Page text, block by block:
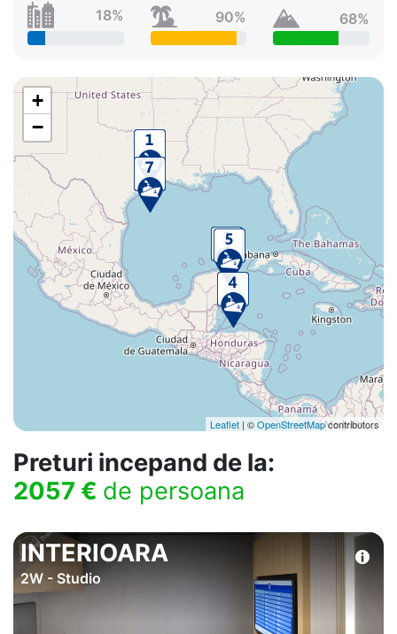
18%
90%
68%
+
−
Leaflet | ©OpenStreetMapcontributors
Preturi incepand de la:
2057 € de persoana
INTERIOARA
2W - Studio